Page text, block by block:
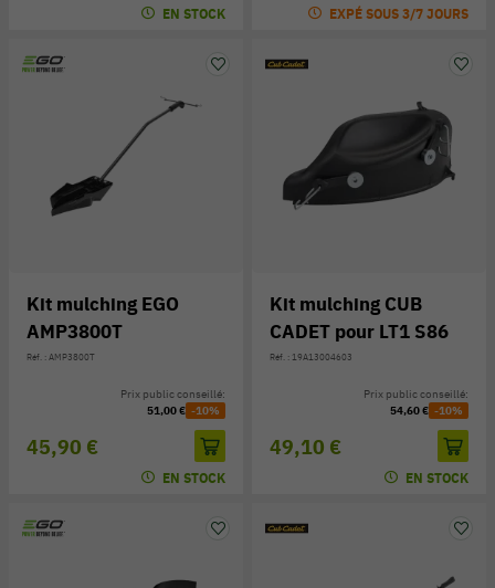
EN STOCK EXPÉ SOUS 3/7 JOURS
Kit mulching EGO
AMP3800T
Réf. : AMP3800T
45,90 €
Prix public conseillé:
51,00 € -10%
EN STOCK
Kit mulching CUB
CADET pour LT1 S86
Réf. : 19A13004603
49,10 €
Prix public conseillé:
54,60 € -10%
EN STOCK